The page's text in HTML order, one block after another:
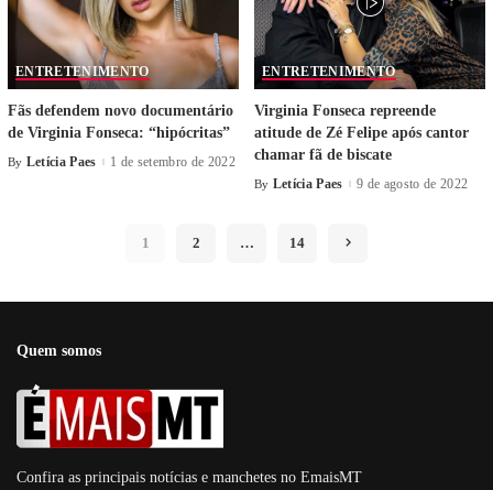
ENTRETENIMENTO
Fãs defendem novo documentário
de Virginia Fonseca: “hipócritas”
By Letícia Paes 1 de setembro de 2022
ENTRETENIMENTO
Virginia Fonseca repreende
atitude de Zé Felipe após cantor
chamar fã de biscate
By Letícia Paes 9 de agosto de 2022
1 2 … 14
Quem somos
Confira as principais notícias e manchetes no EmaisMT